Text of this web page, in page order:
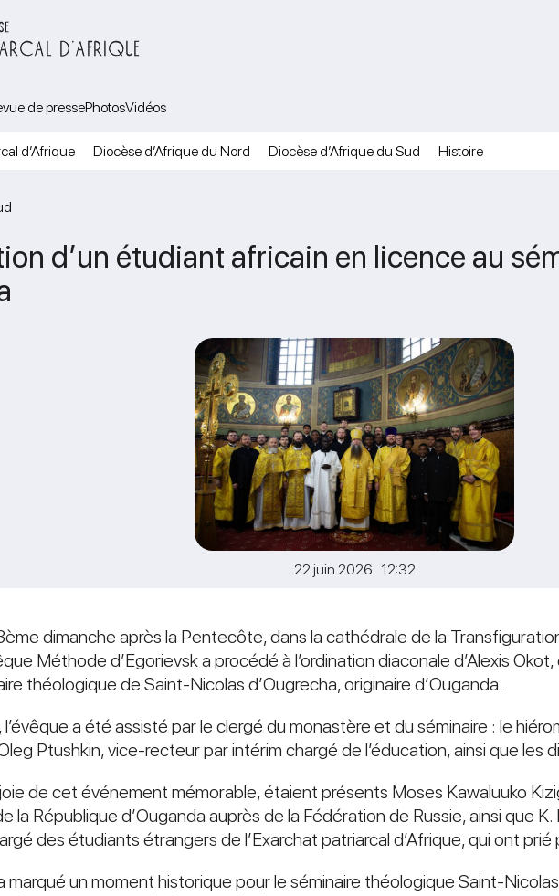
D’AFRIQUE
de pressePhotosVidéos
d’Afrique Diocèse d’Afrique du Nord Diocèse d’Afrique du Sud Histoire
d’un étudiant africain en licence au
22 juin 2026 12:32
dimanche après la Pentecôte, dans la cathédrale de la
Méthode d’Egorievsk a procédé à l’ordination diaconale d’Alexis
théologique de Saint-Nicolas d’Ougrecha, originaire d’Ouganda.
l’évêque a été assisté par le clergé du monastère et du séminaire : le
Ptushkin, vice-recteur par intérim chargé de l’éducation, ainsi que les
de cet événement mémorable, étaient présents Moses Kawaluuko
la République d’Ouganda auprès de la Fédération de Russie, ainsi que
des étudiants étrangers de l’Exarchat patriarcal d’Afrique, qui ont prié
un moment historique pour le séminaire théologique Saint-